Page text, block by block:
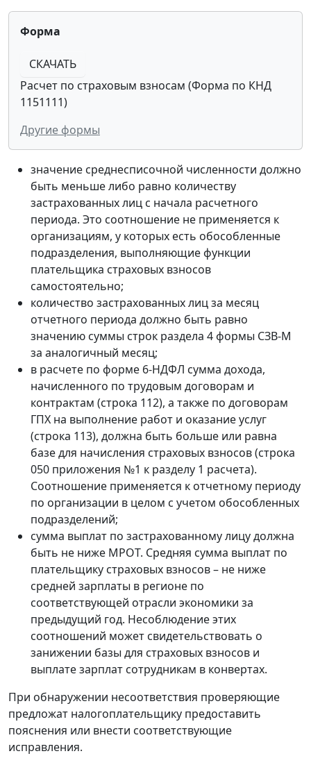
Форма
СКАЧАТЬ
Расчет по страховым взносам (Форма по КНД
1151111)
Другие формы
значение среднесписочной численности должно
быть меньше либо равно количеству
застрахованных лиц с начала расчетного
периода. Это соотношение не применяется к
организациям, у которых есть обособленные
подразделения, выполняющие функции
плательщика страховых взносов
самостоятельно;
количество застрахованных лиц за месяц
отчетного периода должно быть равно
значению суммы строк раздела 4 формы СЗВ-М
за аналогичный месяц;
в расчете по форме 6-НДФЛ сумма дохода,
начисленного по трудовым договорам и
контрактам (строка 112), а также по договорам
ГПХ на выполнение работ и оказание услуг
(строка 113), должна быть больше или равна
базе для начисления страховых взносов (строка
050 приложения №1 к разделу 1 расчета).
Соотношение применяется к отчетному периоду
по организации в целом с учетом обособленных
подразделений;
сумма выплат по застрахованному лицу должна
быть не ниже МРОТ. Средняя сумма выплат по
плательщику страховых взносов – не ниже
средней зарплаты в регионе по
соответствующей отрасли экономики за
предыдущий год. Несоблюдение этих
соотношений может свидетельствовать о
занижении базы для страховых взносов и
выплате зарплат сотрудникам в конвертах.
При обнаружении несоответствия проверяющие
предложат налогоплательщику предоставить
пояснения или внести соответствующие
исправления.